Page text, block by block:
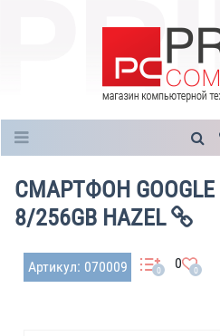
СМАРТФОН GOOGLE
8/256GB HAZEL
Артикул: 070009 0 0 0